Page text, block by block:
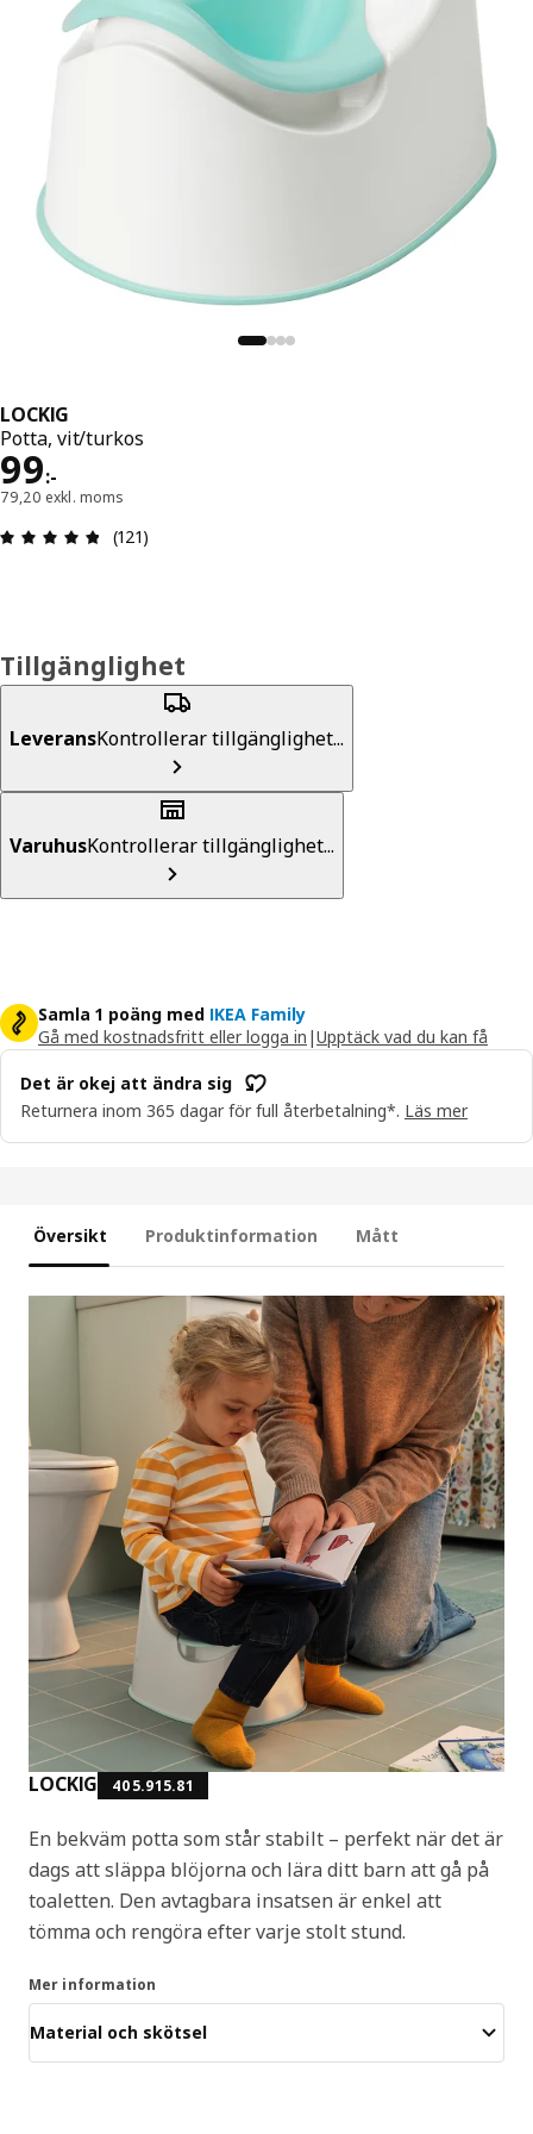
LOCKIG
Potta, vit/turkos
99:-
Pris 99:-
79,20 exkl. moms
Recension: 4.8 utav 5 stjärnor. Totalt antal
(121)
Tillgänglighet
LeveransKontrollerar tillgänglighet...
VaruhusKontrollerar tillgänglighet...
Samla 1 poäng med IKEA Family
Gå med kostnadsfritt eller logga in |Upptäck vad du kan få
Det är okej att ändra sig
Returnera inom 365 dagar för full återbetalning*. Läs mer
Översikt Produktinformation Mått
LOCKIG 405.915.81
En bekväm potta som står stabilt – perfekt när det är
dags att släppa blöjorna och lära ditt barn att gå på
toaletten. Den avtagbara insatsen är enkel att
tömma och rengöra efter varje stolt stund.
Mer information
Material och skötsel